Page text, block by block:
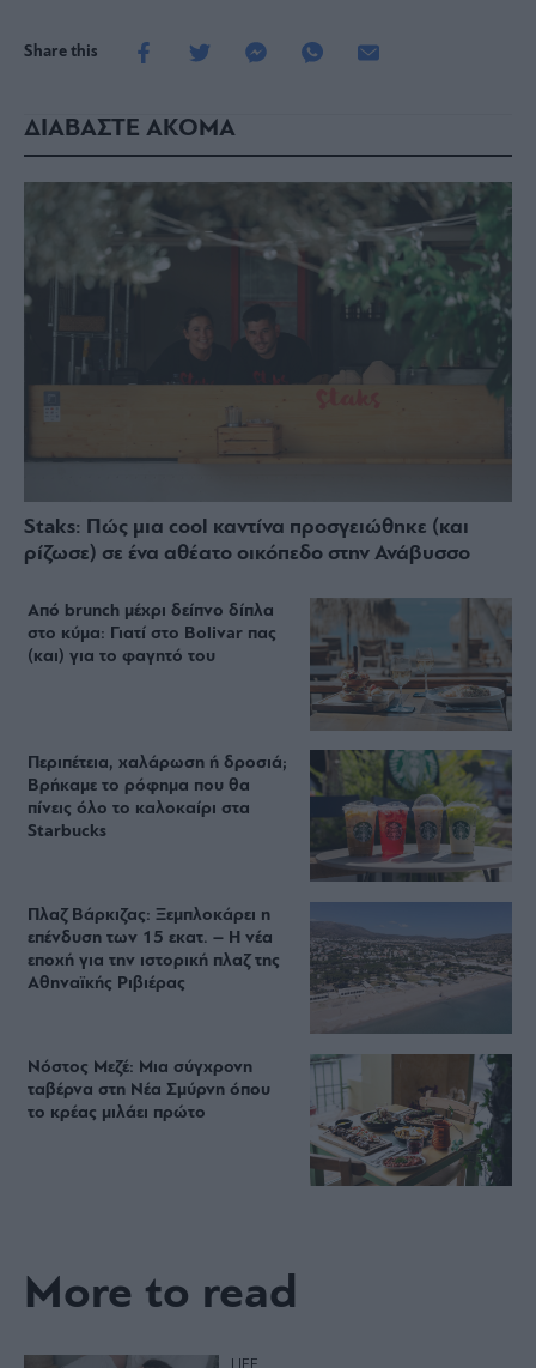
Share this
ΔΙΑΒΑΣΤΕ ΑΚΟΜΑ
Staks: Πώς μια cool καντίνα προσγειώθηκε (και
ρίζωσε) σε ένα αθέατο οικόπεδο στην Ανάβυσσο
Από brunch μέχρι δείπνο δίπλα
στο κύμα: Γιατί στο Bolivar πας
(και) για το φαγητό του
Περιπέτεια, χαλάρωση ή δροσιά;
Βρήκαμε το ρόφημα που θα
πίνεις όλο το καλοκαίρι στα
Starbucks
Πλαζ Βάρκιζας: Ξεμπλοκάρει η
επένδυση των 15 εκατ. – Η νέα
εποχή για την ιστορική πλαζ της
Αθηναϊκής Ριβιέρας
Νόστος Μεζέ: Μια σύγχρονη
ταβέρνα στη Νέα Σμύρνη όπου
το κρέας μιλάει πρώτο
More to read